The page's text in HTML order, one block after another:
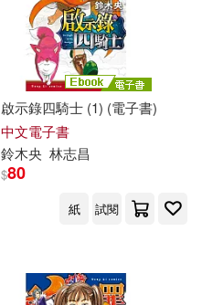
啟示錄四騎士 (1) (電子書)
中文電子書
鈴木央 林志昌
$80
紙 試閱